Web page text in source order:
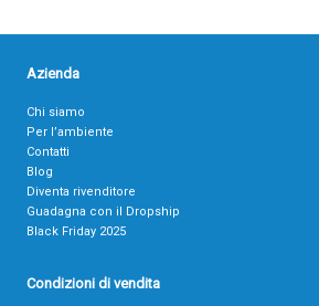
Azienda
Chi siamo
Per l’ambiente
Contatti
Blog
Diventa rivenditore
Guadagna con il Dropship
Black Friday 2025
Condizioni di vendita